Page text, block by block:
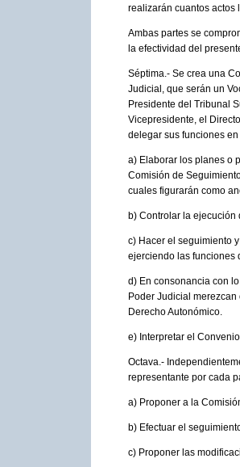
realizarán cuantos actos
Ambas partes se
la efectividad del
Séptima.- Se crea una
Judicial, que serán un
Presidente del Tribunal
Vicepresidente, el
delegar sus funciones
a) Elaborar los planes o
Comisión de
cuales figurarán como
b) Controlar la
c) Hacer el seguimiento
ejerciendo las funciones
d) En consonancia con
Poder Judicial
Derecho Autonómico.
e) Interpretar el
Octava.-
representante por cada
a) Proponer a la
b) Efectuar el
c) Proponer las